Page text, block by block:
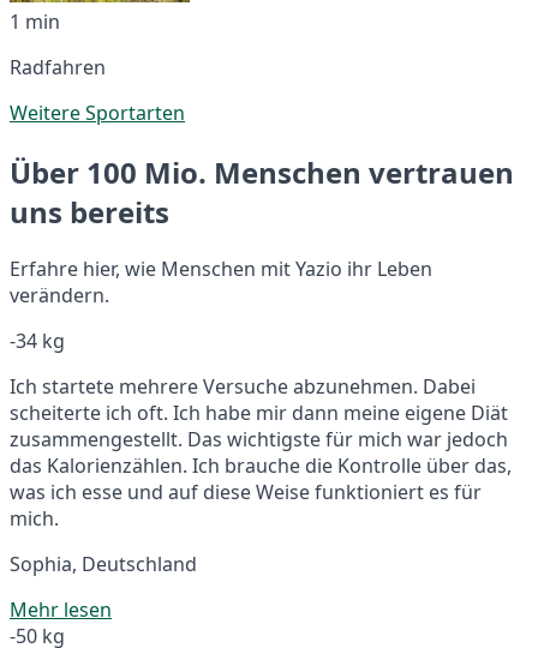
1 min
Radfahren
Weitere Sportarten
Über 100 Mio. Menschen vertrauen
uns bereits
Erfahre hier, wie Menschen mit Yazio ihr Leben
verändern.
-34 kg
Ich startete mehrere Versuche abzunehmen. Dabei
scheiterte ich oft. Ich habe mir dann meine eigene Diät
zusammengestellt. Das wichtigste für mich war jedoch
das Kalorienzählen. Ich brauche die Kontrolle über das,
was ich esse und auf diese Weise funktioniert es für
mich.
Sophia, Deutschland
Mehr lesen
-50 kg